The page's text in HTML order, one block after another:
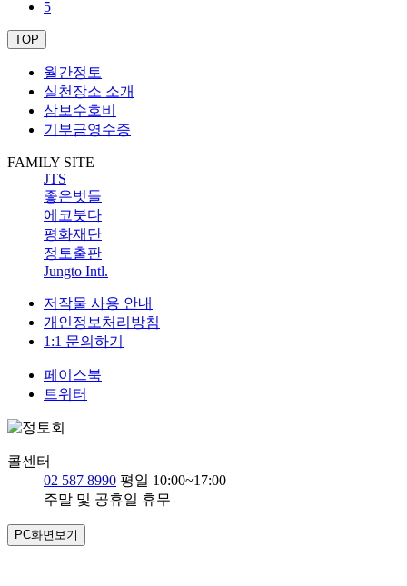
5
TOP
월간정토
실천장소 소개
삼보수호비
기부금영수증
FAMILY SITE
JTS
좋은벗들
에코붓다
평화재단
정토출판
Jungto Intl.
저작물 사용 안내
개인정보처리방침
1:1 문의하기
페이스북
트위터
콜센터
02 587 8990 평일 10:00~17:00
주말 및 공휴일 휴무
PC화면보기